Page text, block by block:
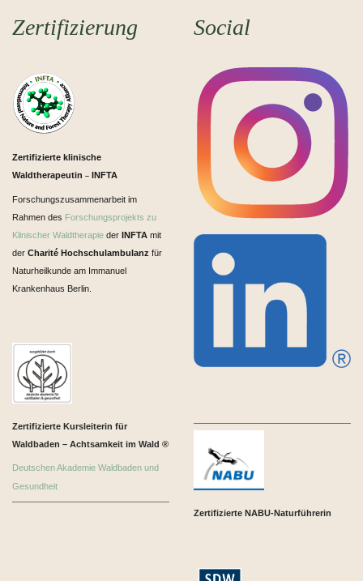
Zertifizierung
Zertifizierte klinische
Waldtherapeutin – INFTA
Forschungszusammenarbeit im
Rahmen des Forschungsprojekts zu
Klinischer Waldtherapie der INFTA mit
der Charité Hochschulambulanz für
Naturheilkunde am Immanuel
Krankenhaus Berlin.
Zertifizierte Kursleiterin für
Waldbaden – Achtsamkeit im Wald ®
Deutschen Akademie Waldbaden und
Gesundheit
Social
Zertifizierte NABU-Naturführerin